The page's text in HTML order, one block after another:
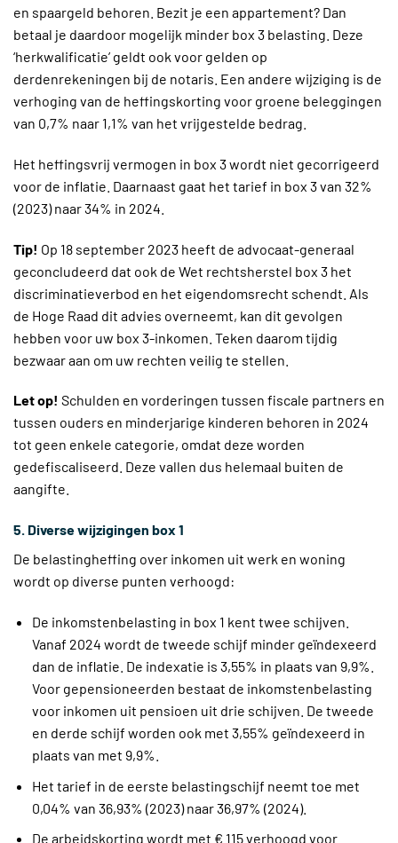
en spaargeld behoren. Bezit je een appartement? Dan
betaal je daardoor mogelijk minder box 3 belasting. Deze
‘herkwalificatie’ geldt ook voor gelden op
derdenrekeningen bij de notaris. Een andere wijziging is de
verhoging van de heffingskorting voor groene beleggingen
van 0,7% naar 1,1% van het vrijgestelde bedrag.
Het heffingsvrij vermogen in box 3 wordt niet gecorrigeerd
voor de inflatie. Daarnaast gaat het tarief in box 3 van 32%
(2023) naar 34% in 2024.
Tip! Op 18 september 2023 heeft de advocaat-generaal
geconcludeerd dat ook de Wet rechtsherstel box 3 het
discriminatieverbod en het eigendomsrecht schendt. Als
de Hoge Raad dit advies overneemt, kan dit gevolgen
hebben voor uw box 3-inkomen. Teken daarom tijdig
bezwaar aan om uw rechten veilig te stellen.
Let op! Schulden en vorderingen tussen fiscale partners en
tussen ouders en minderjarige kinderen behoren in 2024
tot geen enkele categorie, omdat deze worden
gedefiscaliseerd. Deze vallen dus helemaal buiten de
aangifte.
5. Diverse wijzigingen box 1
De belastingheffing over inkomen uit werk en woning
wordt op diverse punten verhoogd:
De inkomstenbelasting in box 1 kent twee schijven.
Vanaf 2024 wordt de tweede schijf minder geïndexeerd
dan de inflatie. De indexatie is 3,55% in plaats van 9,9%.
Voor gepensioneerden bestaat de inkomstenbelasting
voor inkomen uit pensioen uit drie schijven. De tweede
en derde schijf worden ook met 3,55% geïndexeerd in
plaats van met 9,9%.
Het tarief in de eerste belastingschijf neemt toe met
0,04% van 36,93% (2023) naar 36,97% (2024).
De arbeidskorting wordt met € 115 verhoogd voor